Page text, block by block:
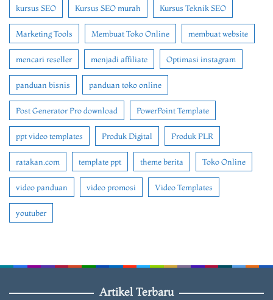
kursus SEO Kursus SEO murah Kursus Teknik SEO
Marketing Tools Membuat Toko Online membuat website
mencari reseller menjadi affiliate Optimasi instagram
panduan bisnis panduan toko online
Post Generator Pro download PowerPoint Template
ppt video templates Produk Digital Produk PLR
ratakan.com template ppt theme berita Toko Online
video panduan video promosi Video Templates
youtuber
Artikel Terbaru